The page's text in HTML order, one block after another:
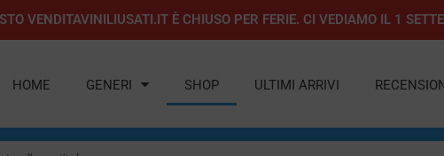
VENDITAVINILIUSATI.IT È CHIUSO PER FERIE. CI VEDIAMO IL 1
HOME GENERI SHOP ULTIMI ARRIVI